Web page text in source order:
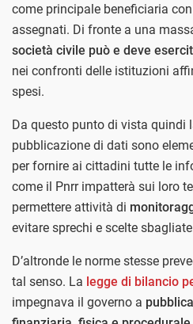
come principale beneficiaria
assegnati. Di fronte a una
società civile può e deve
nei confronti delle istituzioni
spesi.
Da questo punto di vista quindi
pubblicazione di dati sono
per fornire ai cittadini tutte le
come il Pnrr impatterà sui loro
permettere attività di
evitare sprechi e scelte
D’altronde le norme stesse
tal senso. La legge di bilancio
impegnava il governo a